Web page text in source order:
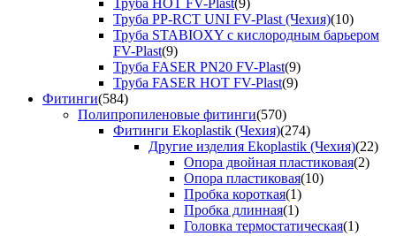
Труба PP-RCT UNI FV-Plast (Чехия)(10)
Труба STABIOXY с кислородным барьером
FV-Plast(9)
Труба FASER PN20 FV-Plast(9)
Труба FASER HOT FV-Plast(9)
Фитинги(584)
Полипропиленовые фитинги(570)
Фитинги Ekoplastik (Чехия)(274)
Другие изделия Ekoplastik (Чехия)(22)
Опора двойная пластиковая(2)
Опора пластиковая(10)
Пробка короткая(1)
Пробка длинная(1)
Головка термостатическая(1)